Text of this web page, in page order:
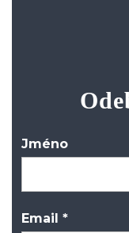
Jméno
Email *